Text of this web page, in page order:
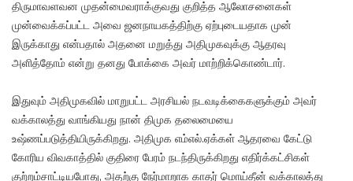
திருமாவளவன முதன்மைவராக்குவது குறித்த ஆலோசனைகள்
முன்வைக்கப்பட்ட அவை ஜனநாயகத்திற்கு ஏற்புடையதாக முன்
இருக்காது என்பதால் அதனை மறுத்து அதிமுகவுக்கு ஆதரவு
அளித்தோம் என்று தனது போக்கை அவர் மாற்றிக்கொண்டார்.
இதுவும் அதிமுகவில் மாறுபட்ட அரசியல் நடவடிக்கைகளுக்கும் அவர்
வக்காலத்து வாங்கியது நான் திமுக தலைமையை
உஷ்ணப்படுத்தியிருக்கிறது. அதிமுக எம்எல்.ஏக்கள் ஆதரவை கேட்டு
கோரிய விவகாத்தில் குதிரை பேரம் நடந்திருக்கிறது எதிர்க்கட்சிகள்
குற்றம்சாட்டியபோது, அதற்கு நேர்மாறாக காதர் மொய்தீன் வக்காலத்து